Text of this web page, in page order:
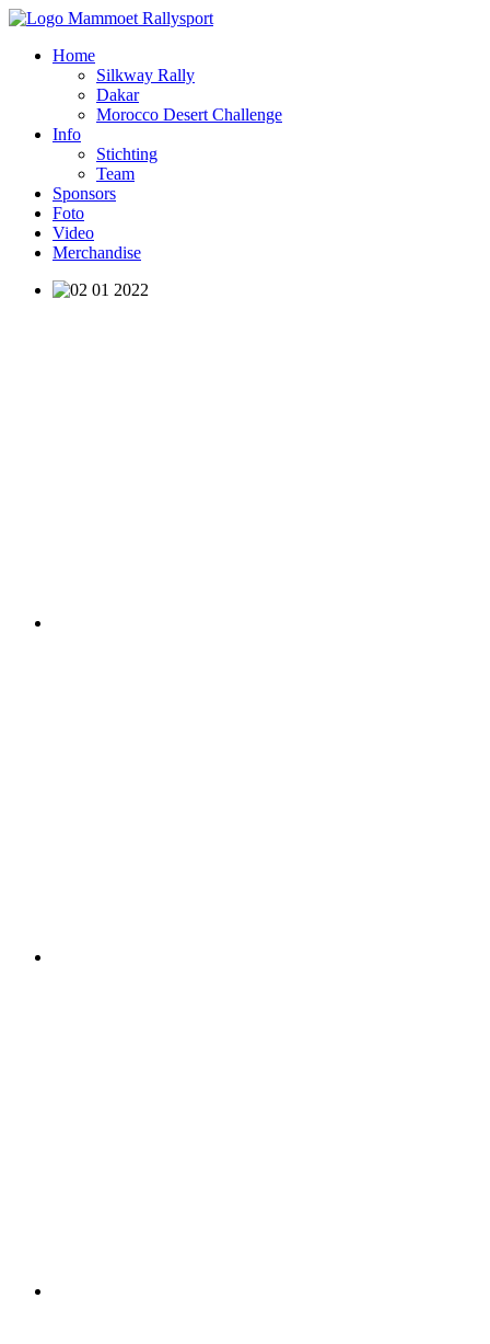
Home
Silkway Rally
Dakar
Morocco Desert Challenge
Info
Stichting
Team
Sponsors
Foto
Video
Merchandise